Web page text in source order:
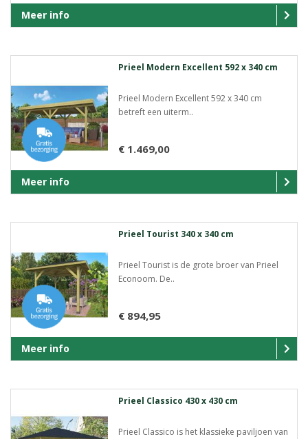
Meer info
Prieel Modern Excellent 592 x 340 cm
Prieel Modern Excellent 592 x 340 cm
betreft een uiterm..
€ 1.469,00
Meer info
Prieel Tourist 340 x 340 cm
Prieel Tourist is de grote broer van Prieel
Econoom. De..
€ 894,95
Meer info
Prieel Classico 430 x 430 cm
Prieel Classico is het klassieke paviljoen van